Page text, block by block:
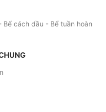
cách dầu - Bể tuần hoàn